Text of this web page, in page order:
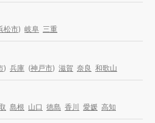
松市) 岐阜 三重
) 兵庫 (神戸市) 滋賀 奈良 和歌山
島根 山口 徳島 香川 愛媛 高知